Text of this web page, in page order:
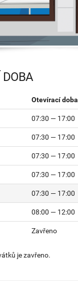
DOBA
Otevírací doba
07:30 — 17:00
07:30 — 17:00
07:30 — 17:00
07:30 — 17:00
07:30 — 17:00
08:00 — 12:00
Zavřeno
je zavřeno.